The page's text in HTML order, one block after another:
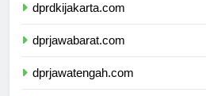
dprdkijakarta.com
dprjawabarat.com
dprjawatengah.com